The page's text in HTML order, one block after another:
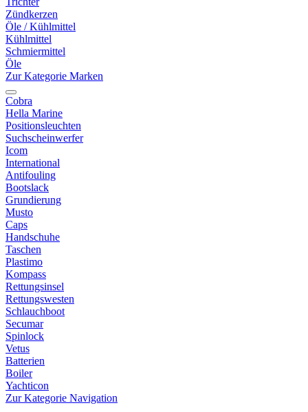
Zündkerzen
Öle / Kühlmittel
Kühlmittel
Schmiermittel
Öle
Zur Kategorie Marken
Cobra
Hella Marine
Positionsleuchten
Suchscheinwerfer
Icom
International
Antifouling
Bootslack
Grundierung
Musto
Caps
Handschuhe
Taschen
Plastimo
Kompass
Rettungsinsel
Rettungswesten
Schlauchboot
Secumar
Spinlock
Vetus
Batterien
Boiler
Yachticon
Zur Kategorie Navigation